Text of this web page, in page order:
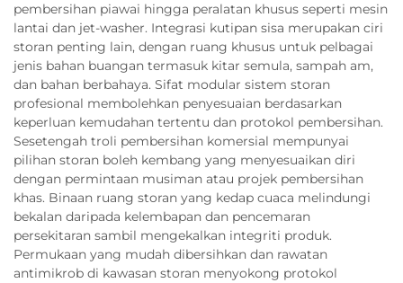
pembersihan piawai hingga peralatan khusus seperti mesin
lantai dan jet-washer. Integrasi kutipan sisa merupakan ciri
storan penting lain, dengan ruang khusus untuk pelbagai
jenis bahan buangan termasuk kitar semula, sampah am,
dan bahan berbahaya. Sifat modular sistem storan
profesional membolehkan penyesuaian berdasarkan
keperluan kemudahan tertentu dan protokol pembersihan.
Sesetengah troli pembersihan komersial mempunyai
pilihan storan boleh kembang yang menyesuaikan diri
dengan permintaan musiman atau projek pembersihan
khas. Binaan ruang storan yang kedap cuaca melindungi
bekalan daripada kelembapan dan pencemaran
persekitaran sambil mengekalkan integriti produk.
Permukaan yang mudah dibersihkan dan rawatan
antimikrob di kawasan storan menyokong protokol